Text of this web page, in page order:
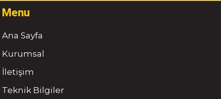
Menu
Ana Sayfa
Kurumsal
İletişim
Teknik Bilgiler